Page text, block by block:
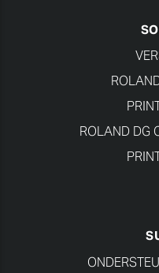
ROLAND DG